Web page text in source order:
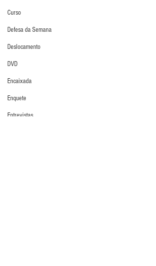
Curso
Defesa da Semana
Deslocamento
DVD
Encaixada
Enquete
Entrevistas